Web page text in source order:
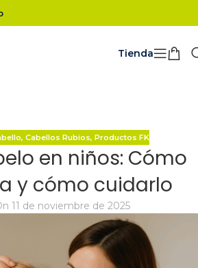
Tienda
, Cabellos Rubios, Productos FK
en niños: Cómo
y cómo cuidarlo
11 de noviembre de 2025